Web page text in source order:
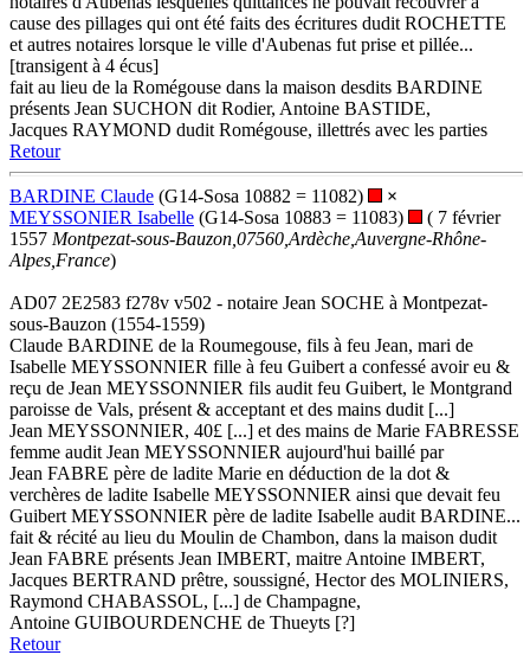
cause des pillages qui ont été faits des écritures dudit ROCHETTE
et autres notaires lorsque le ville d'Aubenas fut prise et pillée...
[transigent à 4 écus]
fait au lieu de la Romégouse dans la maison desdits BARDINE
présents Jean SUCHON dit Rodier, Antoine BASTIDE,
Jacques RAYMOND dudit Romégouse, illettrés avec les parties
Retour
BARDINE Claude (G14-Sosa 10882 = 11082)
×
MEYSSONIER Isabelle (G14-Sosa 10883 = 11083)
( 7 février
1557 Montpezat-sous-Bauzon,07560,Ardèche,Auvergne-Rhône-
Alpes,France)
AD07 2E2583 f278v v502 - notaire Jean SOCHE à Montpezat-
sous-Bauzon (1554-1559)
Claude BARDINE de la Roumegouse, fils à feu Jean, mari de
Isabelle MEYSSONNIER fille à feu Guibert a confessé avoir eu &
reçu de Jean MEYSSONNIER fils audit feu Guibert, le Montgrand
paroisse de Vals, présent & acceptant et des mains dudit [...]
Jean MEYSSONNIER, 40£ [...] et des mains de Marie FABRESSE
femme audit Jean MEYSSONNIER aujourd'hui baillé par
Jean FABRE père de ladite Marie en déduction de la dot &
verchères de ladite Isabelle MEYSSONNIER ainsi que devait feu
Guibert MEYSSONNIER père de ladite Isabelle audit BARDINE...
fait & récité au lieu du Moulin de Chambon, dans la maison dudit
Jean FABRE présents Jean IMBERT, maitre Antoine IMBERT,
Jacques BERTRAND prêtre, soussigné, Hector des MOLINIERS,
Raymond CHABASSOL, [...] de Champagne,
Antoine GUIBOURDENCHE de Thueyts [?]
Retour